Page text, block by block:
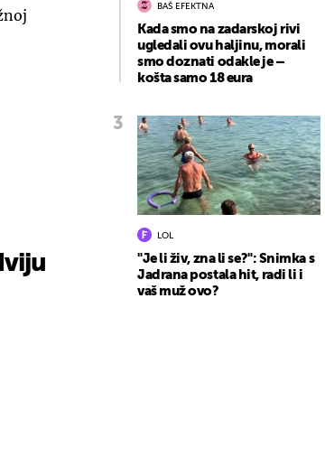
BAŠ EFEKTNA
Kada smo na zadarskoj rivi
ugledali ovu haljinu, morali
smo doznati odakle je –
košta samo 18 eura
LOL
"Je li živ, zna li se?": Snimka s
Jadrana postala hit, radi li i
vaš muž ovo?